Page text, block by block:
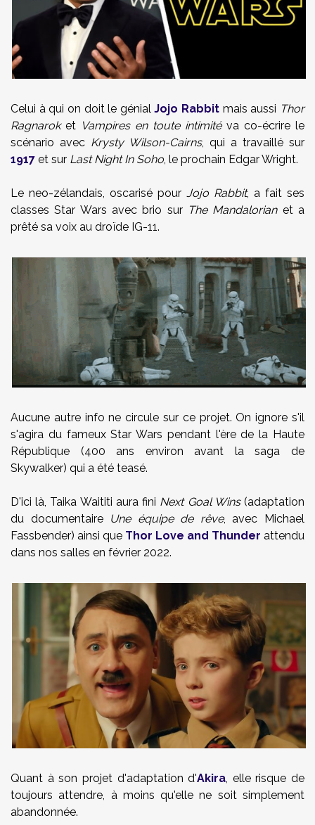
Celui à qui on doit le génialJojo Rabbit mais aussi Thor
Ragnaroket Vampires en toute intimitéva co-écrire le
scénario avec Krysty Wilson-Cairns, qui a travaillé sur
1917 et sur Last Night In Soho, le prochain Edgar Wright.
Le neo-zélandais, oscarisé pour Jojo Rabbit, a fait ses
classes Star Wars avec brio sur The Mandalorianet a
prêté sa voix au droïde IG-11.
Aucune autre info ne circule sur ce projet. On ignore s'il
s'agira du fameux Star Wars pendant l'ère de la Haute
République (400 ans environ avant la saga de
Skywalker) qui a été teasé.
D'ici là, Taika Waititi aura fini Next Goal Wins(adaptation
du documentaire Une équipe de rêve, avec Michael
Fassbender) ainsi que Thor Love and Thunder attendu
dans nos salles en février 2022.
Quant à son projet d'adaptation d'Akira , elle risque de
toujours attendre, à moins qu'elle ne soit simplement
abandonnée.